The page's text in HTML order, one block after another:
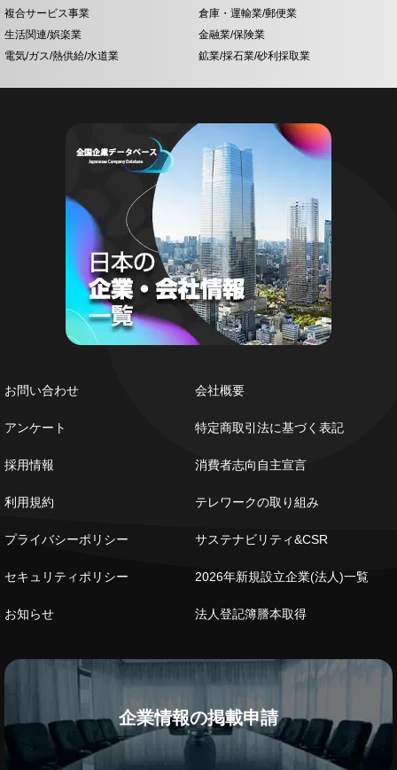
複合サービス事業
倉庫・運輸業/郵便業
生活関連/娯楽業
金融業/保険業
電気/ガス/熱供給/水道業
鉱業/採石業/砂利採取業
お問い合わせ
アンケート
採用情報
利用規約
プライバシーポリシー
セキュリティポリシー
お知らせ
会社概要
特定商取引法に基づく表記
消費者志向自主宣言
テレワークの取り組み
サステナビリティ&CSR
2026年新規設立企業(法人)一覧
法人登記簿謄本取得
企業情報の掲載申請